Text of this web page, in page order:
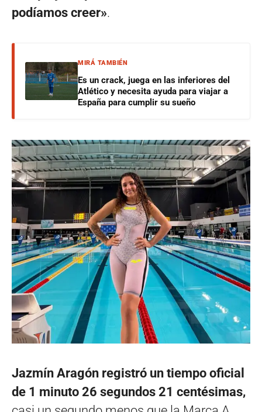
podíamos creer».
MIRÁ TAMBIÉN
Es un crack, juega en las inferiores del
Atlético y necesita ayuda para viajar a
España para cumplir su sueño
Jazmín Aragón registró un tiempo oficial
de 1 minuto 26 segundos 21 centésimas,